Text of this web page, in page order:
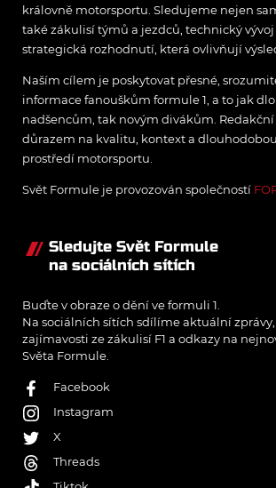
královně motorsportu. Sledujeme nejen
také zákulisí týmů a jezdců, technický
strategická rozhodnutí, která ovlivňují
Naším cílem je poskytovat přesné,
informace fanouškům formule 1, a to jak
nadšencům, tak novým divákům. Redakční
důrazem na kvalitu, kontext a
prostředí motorsportu.
Svět Formule je provozován společností
Sledujte Svět Formule
na sociálních sítích
Buďte v obraze o dění ve formuli 1.
Na sociálních sítích sdílíme aktuální zprávy,
zajímavosti ze zákulisí F1 a odkazy na
Světa Formule.
Facebook
Instagram
X
Threads